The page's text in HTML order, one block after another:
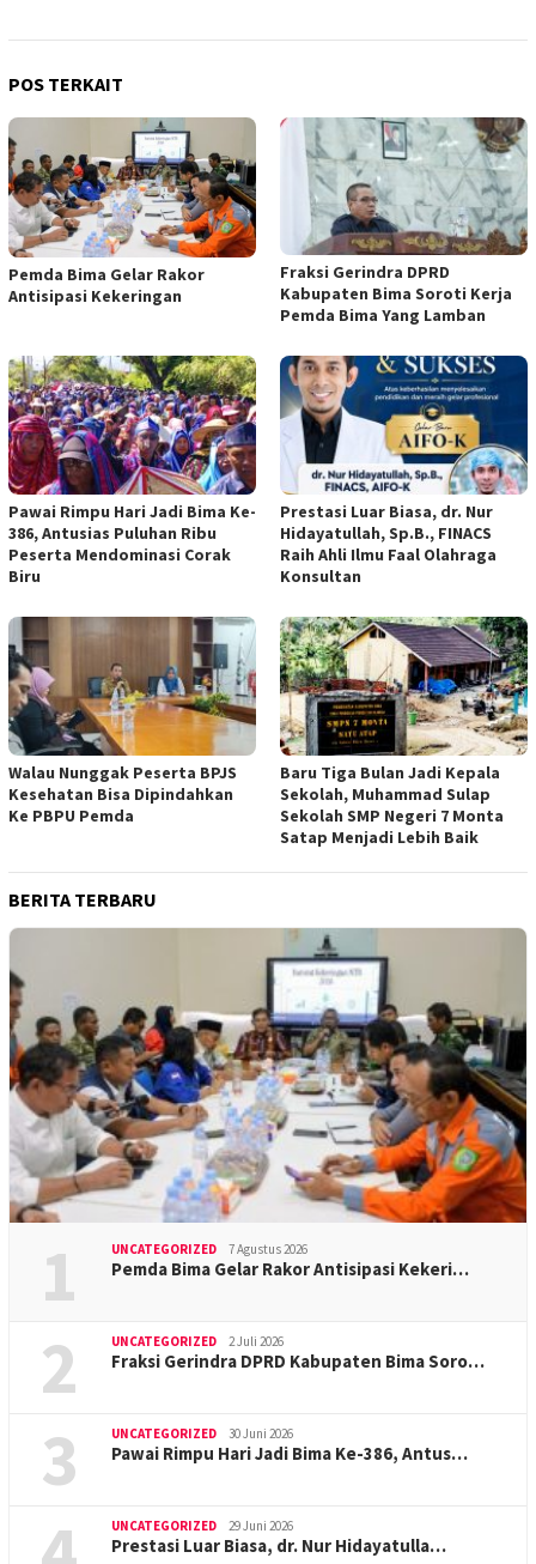
POS TERKAIT
Pemda Bima Gelar Rakor
Antisipasi Kekeringan
Fraksi Gerindra DPRD
Kabupaten Bima Soroti Kerja
Pemda Bima Yang Lamban
Pawai Rimpu Hari Jadi Bima Ke-
386, Antusias Puluhan Ribu
Peserta Mendominasi Corak
Biru
Prestasi Luar Biasa, dr. Nur
Hidayatullah, Sp.B., FINACS
Raih Ahli Ilmu Faal Olahraga
Konsultan
Walau Nunggak Peserta BPJS
Kesehatan Bisa Dipindahkan
Ke PBPU Pemda
Baru Tiga Bulan Jadi Kepala
Sekolah, Muhammad Sulap
Sekolah SMP Negeri 7 Monta
Satap Menjadi Lebih Baik
BERITA TERBARU
1 UNCATEGORIZED 7 Agustus 2026
Pemda Bima Gelar Rakor Antisipasi Kekeri…
2 UNCATEGORIZED 2 Juli 2026
Fraksi Gerindra DPRD Kabupaten Bima Soro…
3 UNCATEGORIZED 30 Juni 2026
Pawai Rimpu Hari Jadi Bima Ke-386, Antus…
UNCATEGORIZED 29 Juni 2026
Prestasi Luar Biasa, dr. Nur Hidayatulla…